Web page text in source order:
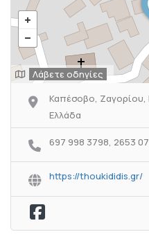
Λάβετε οδηγίες
Καπέσοβο, Ζαγορίου,
Ελλάδα
697 998 3798, 2653
https://thoukididis.gr/